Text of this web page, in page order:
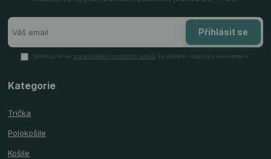
Přihlásit se
Souhlasím se zpracováním osobních údajů za účelem rozesílky newsletteru.
Kategorie
Trička
Polokošile
Košile